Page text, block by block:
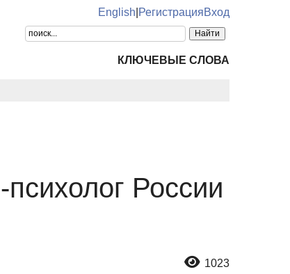
English РегистрацияВход
КЛЮЧЕВЫЕ СЛОВА
России
1023